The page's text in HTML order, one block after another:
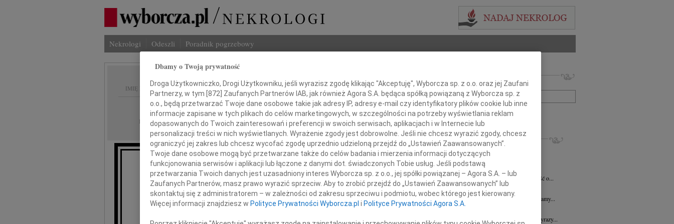
Nekrologi Odeszli Poradnik pogrzebowy
IMIĘ I NAZWISKO:
REGION: GAZETA_AREA_CODE.R5, Płock
DATA EMISJI: 13.04.2023
Wyrazy głębokiego współczucia dla
Pana
Imię i nazwisko lub numer ogłoszenia:
+ szukanie zaawansowane
INNE NEKROLOGI
16.07.2026Płock
Wyrazy głębokiego współczucia dla Pani...
Cezary Fijałkowski 03.07.2026
Z głębokim smutkiem przyjęliśmy wiadomość o...
29.06.2026
Płock
Naszej Koleżance Julicie Kalinowskiej składamy...
19.06.2026
Naszej Koleżance Wioletcie Czajkowskiej wyrazy...
Dbamy o Twoją prywatność
Droga Użytkowniczko, Drogi Użytkowniku, jeśli wyrazisz zgodę klikając "Akceptuję", Wyborcza sp. z o.o. oraz jej Zaufani
Partnerzy, w tym [872] Zaufanych Partnerów IAB, jak również Agora S.A. będąca spółką powiązaną z Wyborcza sp. z
o.o., będą przetwarzać Twoje dane osobowe takie jak adresy IP, adresy e-mail czy identyfikatory plików cookie lub inne
informacje zapisane w tych plikach do celów marketingowych, w szczególności na potrzeby wyświetlania reklam
dopasowanych do Twoich zainteresowań i preferencji w swoich serwisach, aplikacjach i w Internecie lub
personalizacji treści w nich wyświetlanych. Wyrażenie zgody jest dobrowolne. Jeśli nie chcesz wyrazić zgody, chcesz
ograniczyć jej zakres lub chcesz wycofać zgodę uprzednio udzieloną przejdź do „Ustawień Zaawansowanych”.
Twoje dane osobowe mogą być przetwarzane także do celów badania i mierzenia informacji dotyczących
funkcjonowania serwisów i aplikacji lub łączone z danymi dot. świadczonych Tobie usług. Jeśli podstawą
przetwarzania Twoich danych jest uzasadniony interes Wyborcza sp. z o.o., jej spółki powiązanej – Agora S.A. – lub
Zaufanych Partnerów, masz prawo wyrazić sprzeciw. Aby to zrobić przejdź do „Ustawień Zaawansowanych” lub
skontaktuj się z administratorem – w zależności od zakresu sprzeciwu i podmiotu, wobec którego jest kierowany.
Więcej informacji znajdziesz w Polityce Prywatności Wyborcza.pl i Polityce Prywatności Agora S.A.